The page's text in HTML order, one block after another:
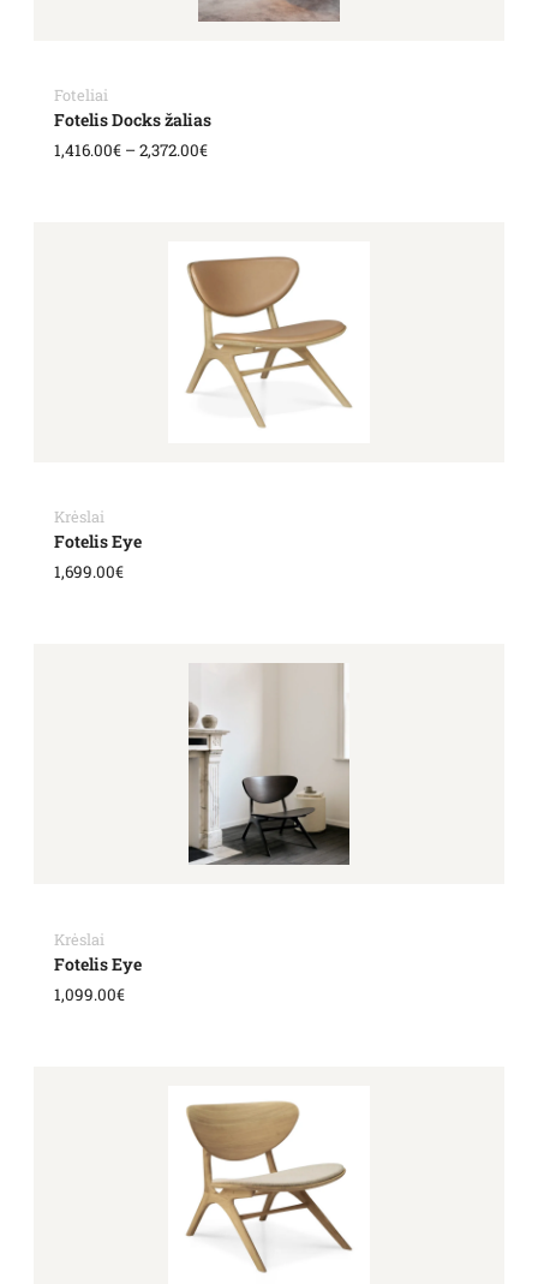
Foteliai
Fotelis Docks žalias
1,416.00€ –2,372.00€
Krėslai
Fotelis Eye
1,699.00€
Krėslai
Fotelis Eye
1,099.00€